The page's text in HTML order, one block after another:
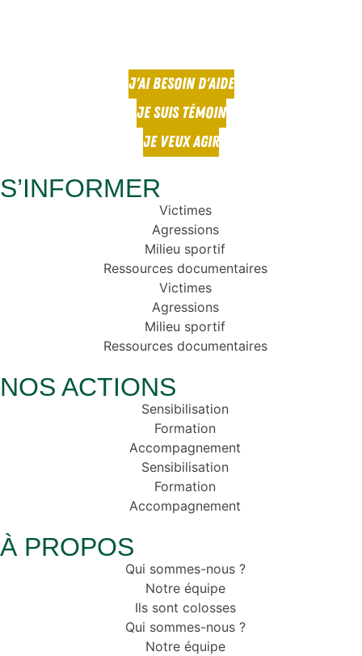
J'AI BESOIN D'AIDE
JE SUIS TÉMOIN
JE VEUX AGIR
S’INFORMER
Victimes
Agressions
Milieu sportif
Ressources documentaires
Victimes
Agressions
Milieu sportif
Ressources documentaires
NOS ACTIONS
Sensibilisation
Formation
Accompagnement
Sensibilisation
Formation
Accompagnement
À PROPOS
Qui sommes-nous ?
Notre équipe
Ils sont colosses
Qui sommes-nous ?
Notre équipe